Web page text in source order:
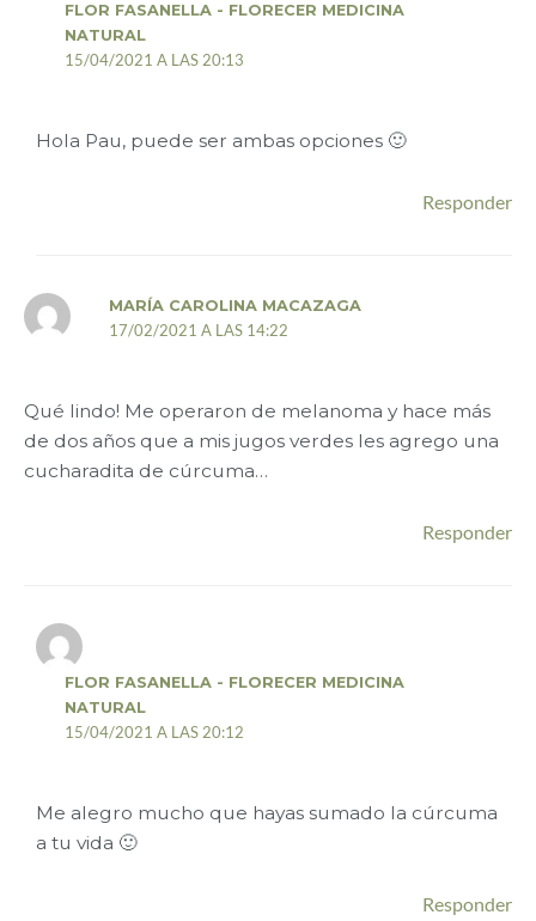
FLOR FASANELLA - FLORECER MEDICINA
NATURAL
15/04/2021 A LAS 20:13
Hola Pau, puede ser ambas opciones 🙂
Responder
MARÍA CAROLINA MACAZAGA
17/02/2021 A LAS 14:22
Qué lindo! Me operaron de melanoma y hace más
de dos años que a mis jugos verdes les agrego una
cucharadita de cúrcuma…
Responder
FLOR FASANELLA - FLORECER MEDICINA
NATURAL
15/04/2021 A LAS 20:12
Me alegro mucho que hayas sumado la cúrcuma
a tu vida 🙂
Responder